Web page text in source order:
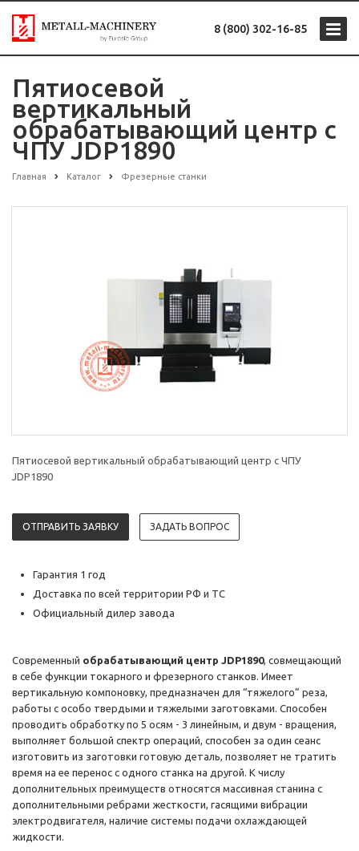
8 (800) 302-16-85
Пятиосевой
вертикальный
обрабатывающий центр с
ЧПУ JDP1890
Главная Каталог Фрезерные станки
Пятиосевой вертикальный обрабатывающий центр с ЧПУ
JDP1890
ОТПРАВИТЬ ЗАЯВКУ ЗАДАТЬ ВОПРОС
Гарантия 1 год
Доставка по всей территории РФ и ТС
Официальный дилер завода
Современный обрабатывающий центр JDP1890, совмещающий
в себе функции токарного и фрезерного станков. Имеет
вертикальную компоновку, предназначен для “тяжелого” реза,
работы с особо твердыми и тяжелыми заготовками. Способен
проводить обработку по 5 осям - 3 линейным, и двум - вращения,
выполняет большой спектр операций, способен за один сеанс
изготовить из заготовки готовую деталь, позволяет не тратить
время на ее перенос с одного станка на другой. К числу
дополнительных преимуществ относятся массивная станина с
дополнительными ребрами жесткости, гасящими вибрации
электродвигателя, наличие системы подачи охлаждающей
жидкости.